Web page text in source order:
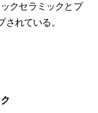
クセラミックとプ
れている。